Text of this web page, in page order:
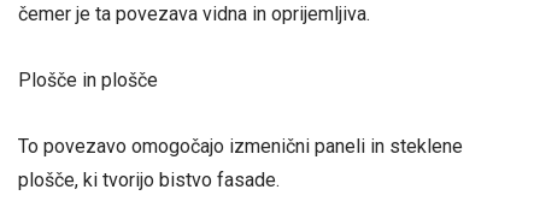
čemer je ta povezava vidna in oprijemljiva.
Plošče in plošče
To povezavo omogočajo izmenični paneli in steklene
plošče, ki tvorijo bistvo fasade.